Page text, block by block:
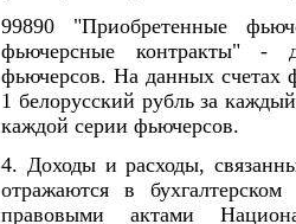
99890 "Приобретенные
фьючерсные контракты" -
фьючерсов. На данных счетах
1 белорусский рубль за
каждой серии фьючерсов.
4. Доходы и расходы,
отражаются в
правовыми актами